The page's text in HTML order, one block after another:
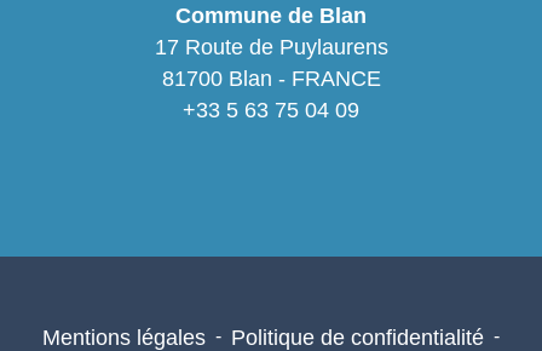
Commune de Blan
17 Route de Puylaurens
81700 Blan - FRANCE
+33 5 63 75 04 09
Mentions légales - Politique de confidentialité -